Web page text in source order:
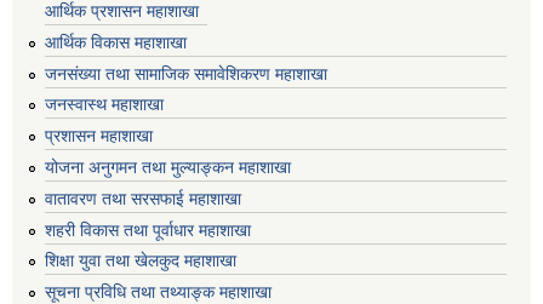
आर्थिक प्रशासन महाशाखा
आर्थिक विकास महाशाखा
जनसंख्या तथा सामाजिक समावेशिकरण महाशाखा
जनस्वास्थ महाशाखा
प्रशासन महाशाखा
योजना अनुगमन तथा मुल्याङ्कन महाशाखा
वातावरण तथा सरसफाई महाशाखा
शहरी विकास तथा पूर्वाधार महाशाखा
शिक्षा युवा तथा खेलकुद महाशाखा
सूचना प्रविधि तथा तथ्याङ्क महाशाखा